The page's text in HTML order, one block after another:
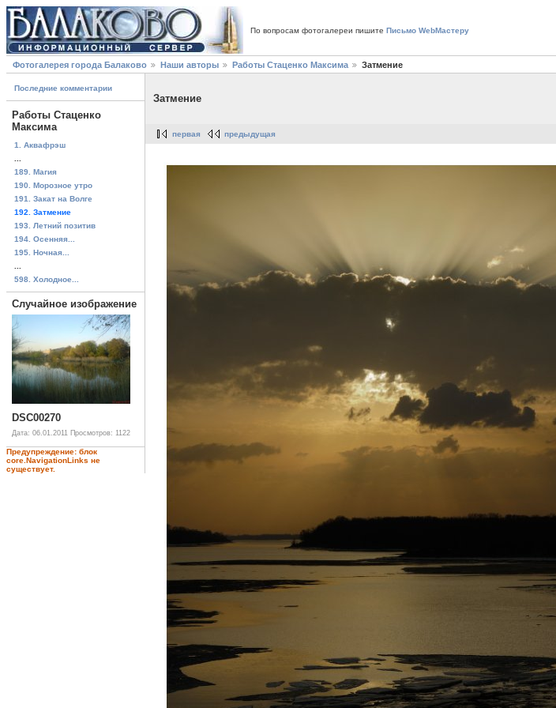
По вопросам фотогалереи пишите Письмо WebМастеру
Фотогалерея города Балаково Наши авторы Работы Стаценко Максима Затмение
Последние комментарии
Работы Стаценко
Максима
1. Аквафрэш
189. Магия
190. Морозное утро
191. Закат на Волге
192. Затмение
193. Летний позитив
194. Осенняя...
195. Ночная...
598. Холодное...
Случайное изображение
DSC00270
Дата: 06.01.2011 Просмотров: 1122
Предупреждение: блок
core.NavigationLinks не
существует.
Затмение
первая предыдущая